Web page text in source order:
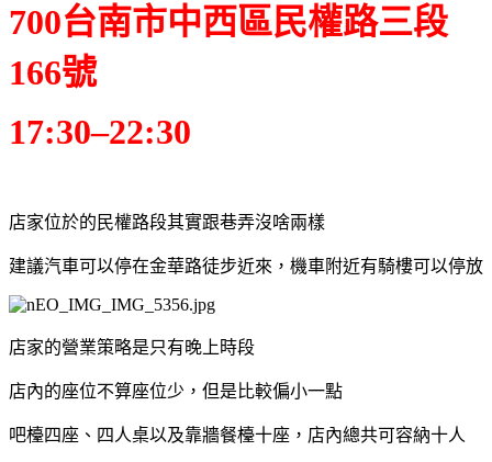
700台南市中西區民權路三段
166號
17:30–22:30
店家位於的民權路段其實跟巷弄沒啥兩樣
建議汽車可以停在金華路徒步近來，機車附近有騎樓可以停放
店家的營業策略是只有晚上時段
店內的座位不算座位少，但是比較偏小一點
吧檯四座、四人桌以及靠牆餐檯十座，店內總共可容納十人